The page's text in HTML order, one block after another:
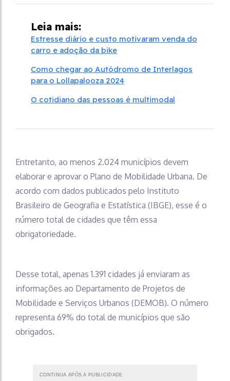
Leia mais:
Estresse diário e custo motivaram venda do
carro e adoção da bike
Como chegar ao Autódromo de Interlagos
para o Lollapalooza 2024
O cotidiano das pessoas é multimodal
Entretanto, ao menos 2.024 municípios devem
elaborar e aprovar o Plano de Mobilidade Urbana. De
acordo com dados publicados pelo Instituto
Brasileiro de Geografia e Estatística (IBGE), esse é o
número total de cidades que têm essa
obrigatoriedade.
Desse total, apenas 1.391 cidades já enviaram as
informações ao Departamento de Projetos de
Mobilidade e Serviços Urbanos (DEMOB). O número
representa 69% do total de municípios que são
obrigados.
CONTINUA APÓS A PUBLICIDADE